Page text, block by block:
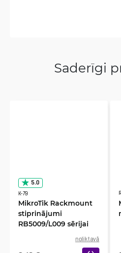
Saderīgi
5.0
K-79
MikroTik Rackmount
stiprinājumi
RB5009/L009 sērijai
noliktavā